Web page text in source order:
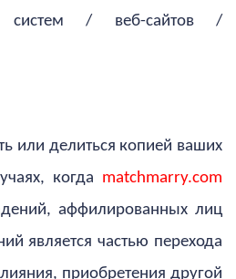
систем / веб-сайтов /
или делиться копией ваших
когда matchmarry.com
аффилированных лиц
является частью перехода
приобретения другой